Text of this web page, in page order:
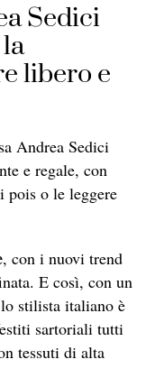
Sedici
libero e
Andrea Sedici
e regale, con
pois o le leggere
, con i nuovi trend
E così, con un
stilista italiano è
sartoriali tutti
tessuti di alta